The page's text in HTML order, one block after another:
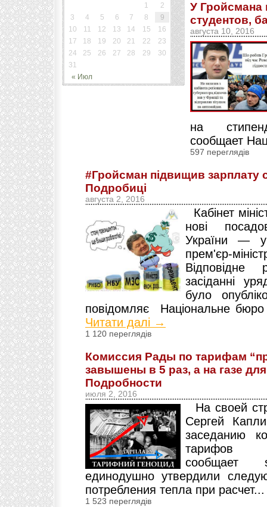
« Июл
1
2
3
4 5 6 7 8
9
10
11 12 13 14 15
16
17
18 19 20 21 22
23
24
25 26 27 28 29
30
31
У Гройсмана
студентов,
августа 10, 2016
на
сообщает
597 переглядів
#Гройсман підвищив зарплату
Подробиці
августа 2, 2016
Кабінет
нові
України — у
прем'єр-
засіданні
було
повідомляє Національне бюро
Читати далі →
1 120 переглядів
Комиссия Рады по тарифам
завышены в 5 раз, а на газе
Подробности
июля 2, 2016
На своей
Сергей
заседанию
сообщает
единодушно утвердили
потребления тепла при
1 523 переглядів